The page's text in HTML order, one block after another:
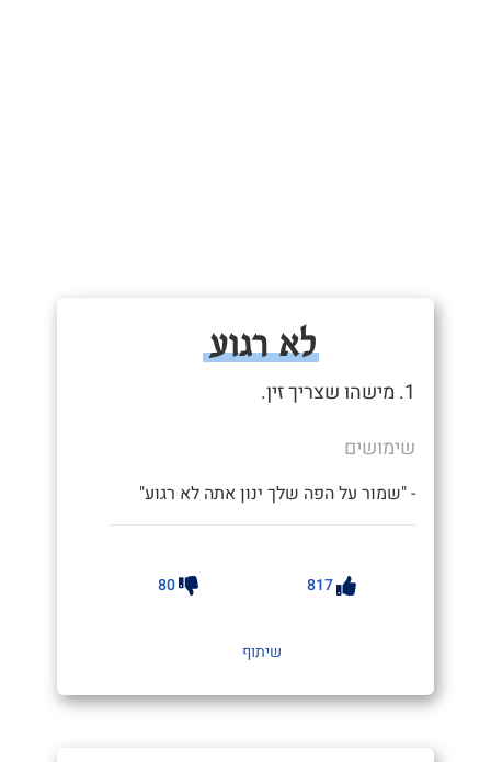
לא רגוע
1. מישהו שצריך זין.
שימושים
- "שמור על הפה שלך ינון אתה לא רגוע"
817
80
שיתוף